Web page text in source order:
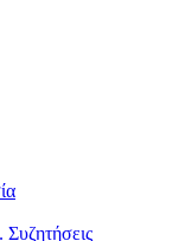
Συζητήσεις